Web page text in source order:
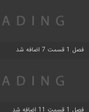
فصل 1 قسمت 7 اضافه شد
فصل 1 قسمت 11 اضافه شد